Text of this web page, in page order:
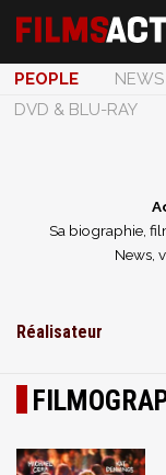
PEOPLE NEWS
DVD & BLU-RAY
Sa biographie,
News,
Réalisateur